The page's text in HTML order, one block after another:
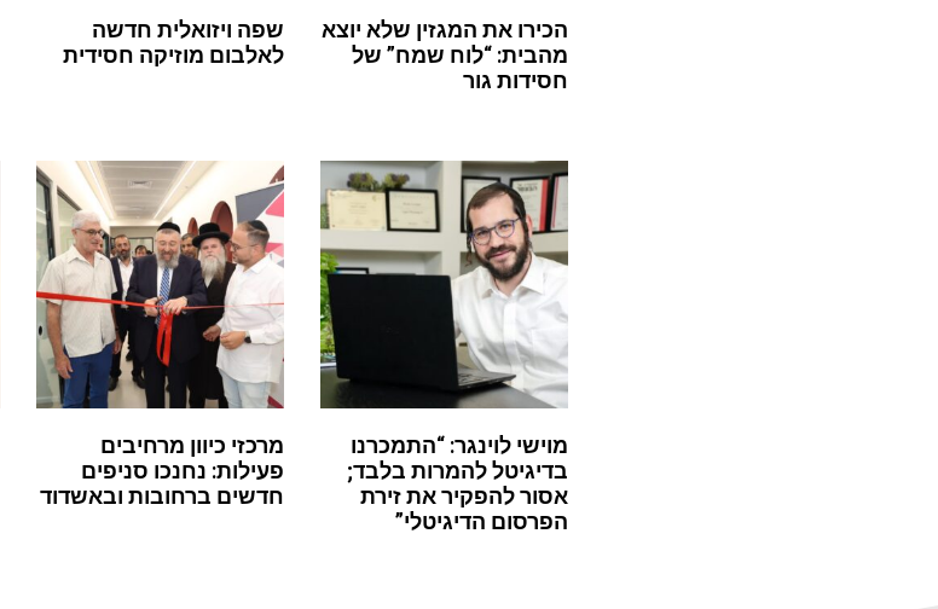
הכירו את המגזין שלא יוצא
מהבית: “לוח שמח” של
חסידות גור
שפה ויזואלית חדשה
לאלבום מוזיקה חסידית
מוישי לוינגר: “התמכרנו
בדיגיטל להמרות בלבד;
אסור להפקיר את זירת
הפרסום הדיגיטלי”
מרכזי כיוון מרחיבים
פעילות: נחנכו סניפים
חדשים ברחובות ובאשדוד